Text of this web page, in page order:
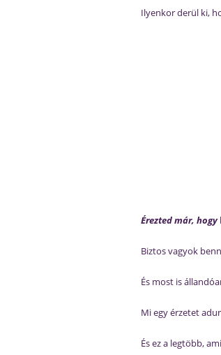
Ilyenkor derül ki,
Érezted már, hogy
Biztos vagyok
És most is
Mi egy érzetet
És ez a legtöbb,